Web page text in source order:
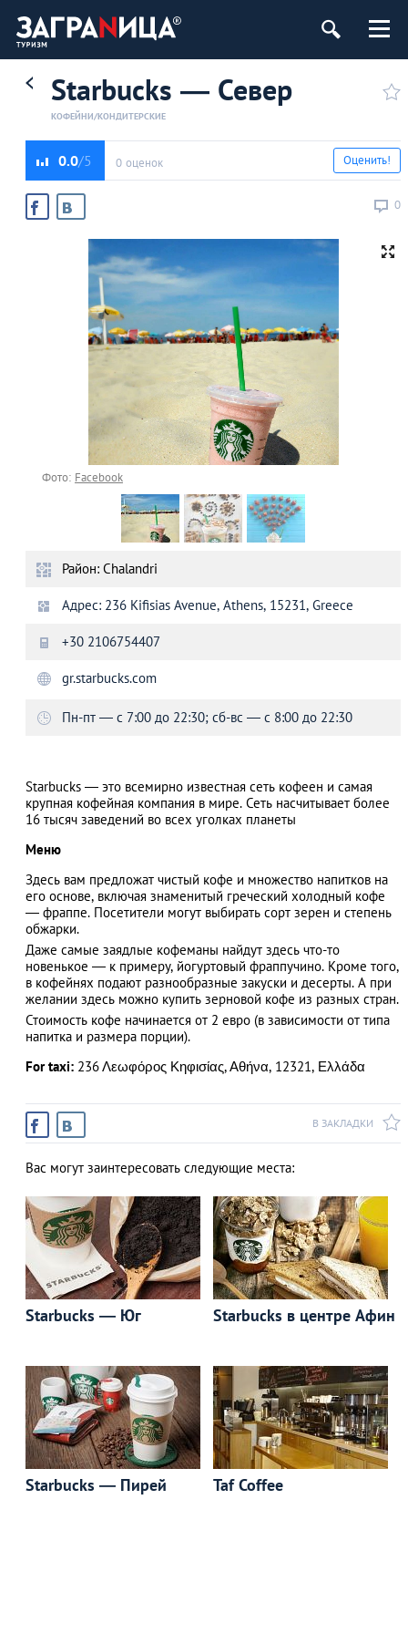
АЗАД
Starbucks ― Север
КОФЕЙНИ/КОНДИТЕРСКИЕ
0.0 0 оценок
0
Оценить!
Фото: Facebook
Район: Chalandri
Адрес: 236 Kifisias Avenue, Athens, 15231, Greece
+30 2106754407
gr.starbucks.com
Пн-пт — с 7:00 до 22:30; сб-вс — с 8:00 до 22:30
Starbucks — это всемирно известная сеть кофеен и самая
крупная кофейная компания в мире. Сеть насчитывает более
16 тысяч заведений во всех уголках планеты
Меню
Здесь вам предложат чистый кофе и множество напитков на
его основе, включая знаменитый греческий холодный кофе
― фраппе. Посетители могут выбирать сорт зерен и степень
обжарки.
Даже самые заядлые кофеманы найдут здесь что-то
новенькое — к примеру, йогуртовый фраппучино. Кроме того,
в кофейнях подают разнообразные закуски и десерты. А при
желании здесь можно купить зерновой кофе из разных стран.
Стоимость кофе начинается от 2 евро (в зависимости от типа
напитка и размера порции).
For taxi: 236 Λεωφόρος Κηφισίας, Αθήνα, 12321, Ελλάδα
В ЗАКЛАДКИ
Вас могут заинтересовать следующие места:
Starbucks ― Юг Starbucks в центре Афин
Starbucks ― Пирей Taf Coffee